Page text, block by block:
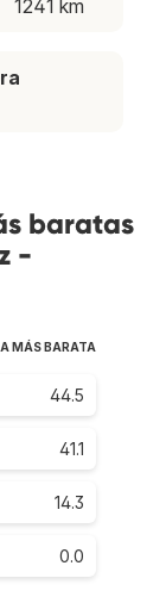
1241 km
baratas
-
MÁS BARATA
44.5
41.1
14.3
0.0